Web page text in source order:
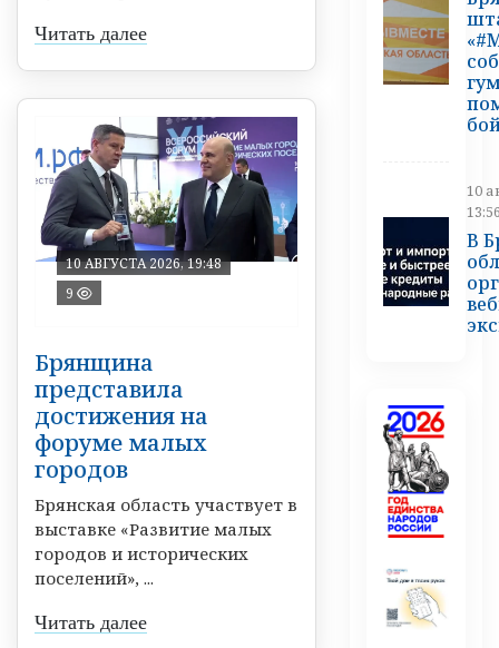
Читать далее
10 АВГУСТА 2026, 19:48
9
Брянщина
представила
достижения на
форуме малых
городов
Брянская область участвует в
выставке «Развитие малых
городов и исторических
поселений», ...
Читать далее
10
В